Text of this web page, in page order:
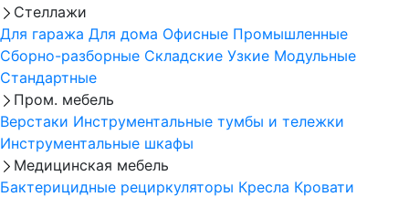
Стеллажи
Для гаража Для дома Офисные Промышленные
Сборно-разборные Складские Узкие Модульные
Стандартные
Пром. мебель
Верстаки Инструментальные тумбы и тележки
Инструментальные шкафы
Медицинская мебель
Бактерицидные рециркуляторы Кресла Кровати